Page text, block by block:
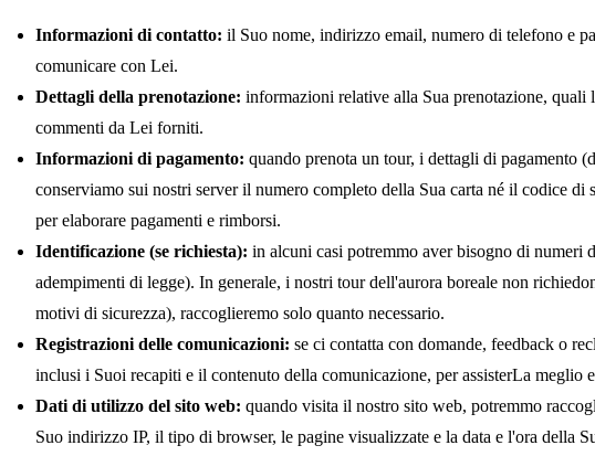
Informazioni di contatto: il Suo nome, indirizzo email, numero di telefono e
comunicare con Lei.
Dettagli della prenotazione: informazioni relative alla Sua prenotazione, quali
commenti da Lei forniti.
Informazioni di pagamento: quando prenota un tour, i dettagli di pagamento
conserviamo sui nostri server il numero completo della Sua carta né il codice
per elaborare pagamenti e rimborsi.
Identificazione (se richiesta): in alcuni casi potremmo aver bisogno di numeri
adempimenti di legge). In generale, i nostri tour dell'aurora boreale non
motivi di sicurezza), raccoglieremo solo quanto necessario.
Registrazioni delle comunicazioni: se ci contatta con domande, feedback o
inclusi i Suoi recapiti e il contenuto della comunicazione, per assisterLa meglio
Dati di utilizzo del sito web: quando visita il nostro sito web, potremmo
Suo indirizzo IP, il tipo di browser, le pagine visualizzate e la data e l'ora della